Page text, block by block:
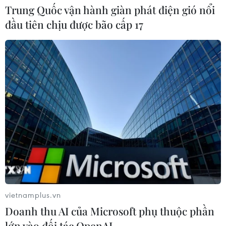
CƠ QUAN CHỦ QUẢN: THÔNG TẤN XÃ VIỆT NAM
Tổng Biên tập: TRẦN TIẾN DUẨN
Phó Tổng Biên tập: NGUYỄN THỊ TÁM, KHÚC THANH
THỦY
Sở hữu trí tuệ
Quy định sử dụng
RSS
Hỗ trợ
Ngôn ngữ
TTXVN
Dịch vụ tin
Liên hệ
Trung Quốc vận hành giàn phát điện gió nổi
đầu tiên chịu được bão cấp 17
vietnamplus.vn
Doanh thu AI của Microsoft phụ thuộc phần